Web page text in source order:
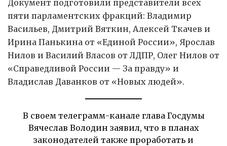
Документ подготовили представители всех
пяти парламентских фракций: Владимир
Васильев, Дмитрий Вяткин, Алексей Ткачев и
Ирина Панькина от «Единой России», Ярослав
Нилов и Василий Власов от ЛДПР, Олег Нилов от
«Справедливой России — За правду» и
Владислав Даванков от «Новых людей».
В своем телеграмм-канале глава Госдумы
Вячеслав Володин заявил, что в планах
законодателей также проработать и